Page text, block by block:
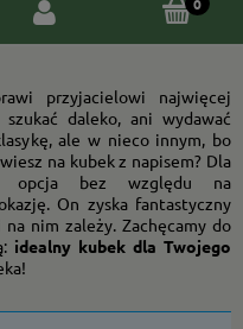
przyjacielowi najwięcej
daleko, ani wydawać
ale w nieco innym, bo
na kubek z napisem? Dla
opcja bez względu na
On zyska fantastyczny
nim zależy. Zachęcamy do
idealny kubek dla Twojego